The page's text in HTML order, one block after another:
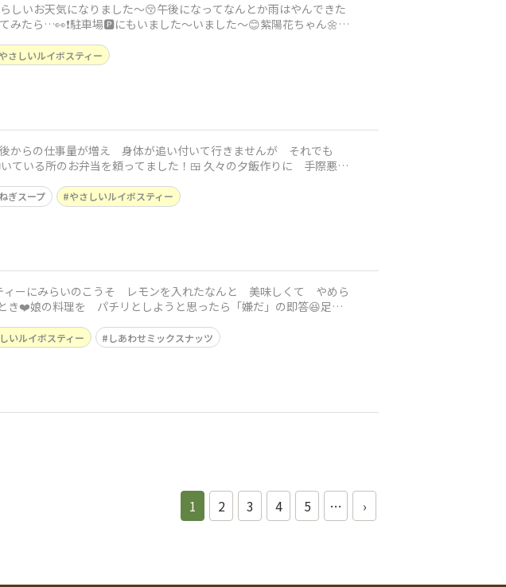
しいお天気になりました〜😚午後になってなんとか雨はやんできた
みたら…👀❗️駐車場🅿️にもいました〜いました〜😊紫陽花ちゃん🌼意
やさしいルイボスティー
からの仕事量が増え 身体が追い付いて行きませんが それでも
頼ってました！🍱 久々の夕飯作りに 手際悪
ぎスープ やさしいルイボスティー
ー​にみらいのこうそ レモンを入れたなんと 美味しくて やめら
❤️娘の料理を パチリとしようと思ったら「嫌だ」の即答😆足
いルイボスティー しあわせミックスナッツ
1 2 3 4 5 … ›